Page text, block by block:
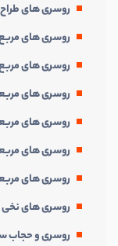
روسری های طراح
روسری های
روسری های
روسری های
روسری های
روسری های
روسری های
روسری های
روسری و حجاب